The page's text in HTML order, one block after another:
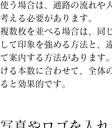
使う場合は、通路の流れや
考える必要があります。
複数枚を並べる場合は、同
して印象を強める方法と、
て案内する方法があります
ける本数に合わせて、全体
ると効果的です。